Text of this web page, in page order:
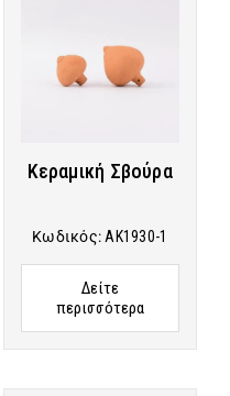
Κεραμική Σβούρα
Κωδικός: AK1930-1
Δείτε
περισσότερα